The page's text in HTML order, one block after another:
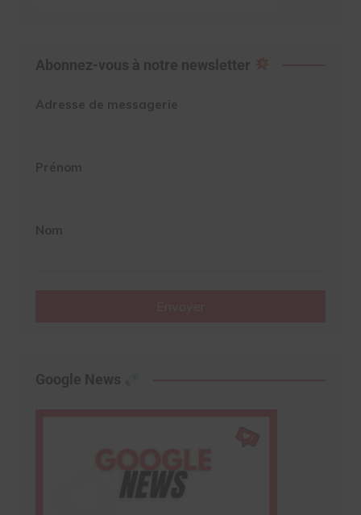
Abonnez-vous à notre newsletter
Adresse de messagerie
Prénom
Nom
Google News